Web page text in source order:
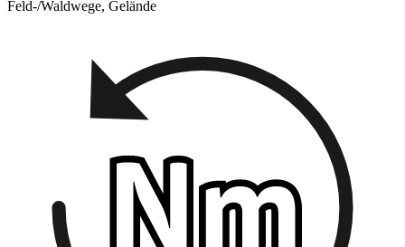
Feld-/Waldwege, Gelände